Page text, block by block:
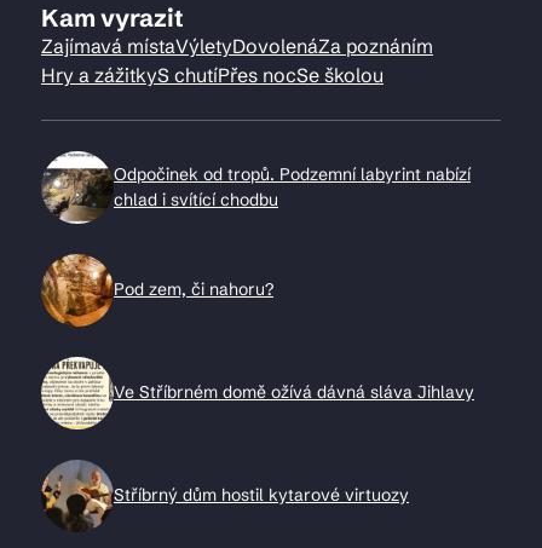
Kam vyrazit
Zajímavá místaVýletyDovolenáZa poznáním
Hry a zážitkyS chutíPřes nocSe školou
Odpočinek od tropů. Podzemní labyrint nabízí
chlad i svítící chodbu
Pod zem, či nahoru?
Ve Stříbrném domě ožívá dávná sláva Jihlavy
Stříbrný dům hostil kytarové virtuozy